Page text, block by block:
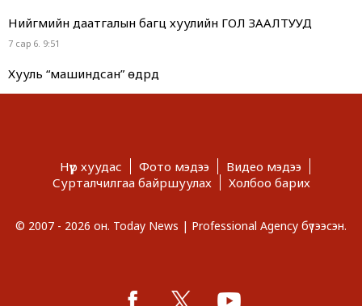
Нийгмийн даатгалын багц хуулийн ГОЛ ЗААЛТУУД
7 сар 6. 9:51
Хууль “машиндсан” өдрүүд
7 сар 6. 9:49
Сурвалжлага: Хагас коксон түлшний үйлдвэр 2028 онд
7 сар 6. 9:46
Нүүр хуудас Фото мэдээ
Видео мэдээ
Сурталчилгаа байршуулах
Холбоо барих
© 2007 - 2026 он. Today News | Professional Agency бүтээсэн.